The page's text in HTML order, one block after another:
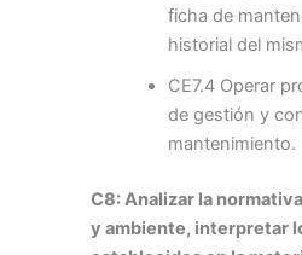
ficha de
historial del
CE7.4 Operar
de gestión y
mantenimiento.
C8: Analizar la
y ambiente, interpretar